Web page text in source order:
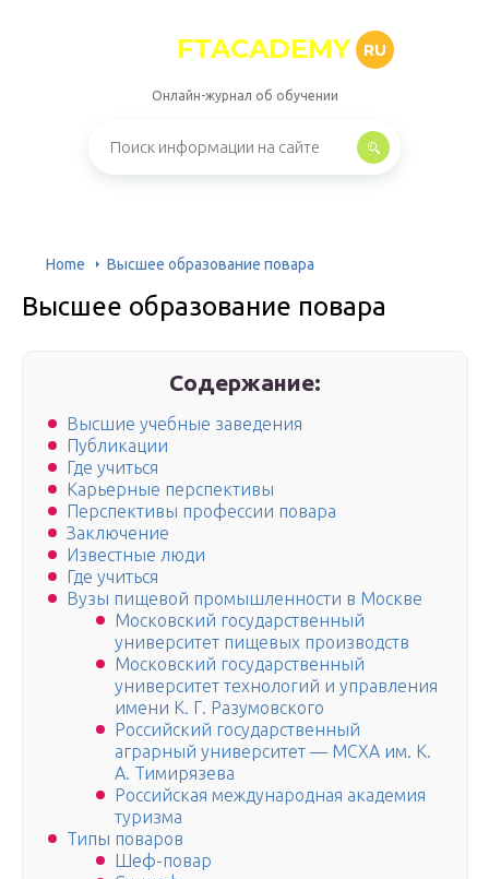
FTACADEMY RU
Онлайн-журнал об обучении
Home Высшее образование повара
Высшее образование повара
Содержание:
Высшие учебные заведения
Публикации
Где учиться
Карьерные перспективы
Перспективы профессии повара
Заключение
Известные люди
Где учиться
Вузы пищевой промышленности в Москве
Московский государственный
университет пищевых производств
Московский государственный
университет технологий и управления
имени К. Г. Разумовского
Российский государственный
аграрный университет — МСХА им. К.
А. Тимирязева
Российская международная академия
туризма
Типы поваров
Шеф-повар